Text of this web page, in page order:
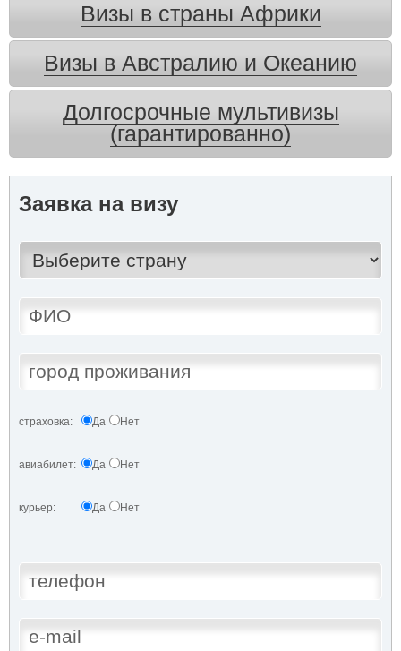
Визы в страны Африки
Визы в Австралию и Океанию
Долгосрочные мультивизы
(гарантированно)
Заявка на визу
страховка: Да Нет
авиабилет: Да Нет
курьер: Да Нет